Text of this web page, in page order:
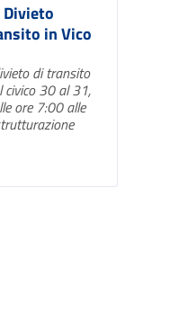
in Vico
di transito
civico 30 al 31,
ore 7:00 alle